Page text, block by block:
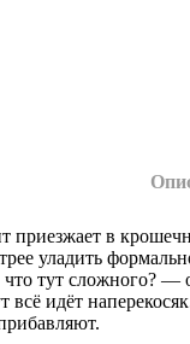
приезжает в
уладить
что тут сложного? —
идёт